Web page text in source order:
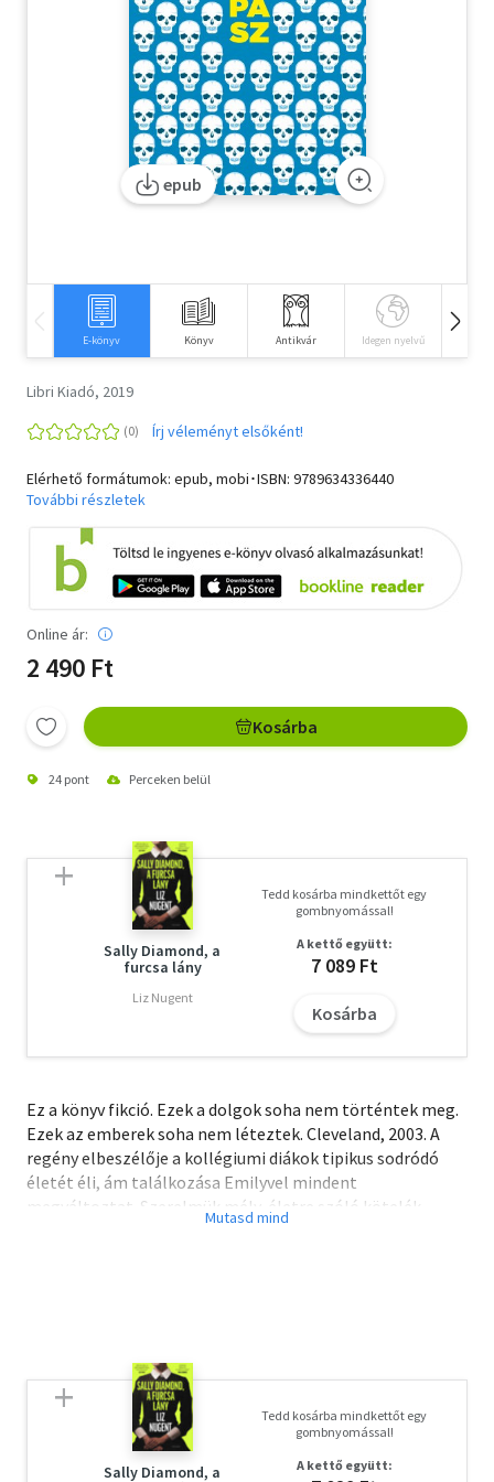
Szótár, nyelvkönyv
Tankönyv, segédkönyv
Társadalomtudomány
Természettudományepub
E-könyv Könyv Antikvár Idegen nyelvű
Libri Kiadó, 2019
Írj véleményt elsőként!
Elérhető formátumok: epub, mobi･ISBN: 9789634336440
További részletek
Online ár:
2 490 Ft
Kosárba
24 pont Perceken belül
Sally Diamond, a
furcsa lány
Liz Nugent
Tedd kosárba mindkettőt egy
gombnyomással!
A kettő együtt:
7 089 Ft
Kosárba
Ez a könyv fikció. Ezek a dolgok soha nem történtek meg.
Ezek az emberek soha nem léteztek. Cleveland, 2003. A
regény elbeszélője a kollégiumi diákok tipikus sodródó
életét éli, ám találkozása Emilyvel mindent
megváltoztat. Szerelmük mély, életre szóló kötelék.
Amikor majdnem elveszíti a lányt, olyan döntést hoz,
közülük elesnek a harcokban. Amikor végül hazatér, a
poszttraumás stressz szindróma uralja az elméjét és az
életét. Ráadásul az amerikai Középnyugaton ekkor söpör
végig az ópiátok új generációja, és ebből már Emily sem
tudja kivonni magát – mindketten heroinfüggők lesznek.
Sally Diamond, a
Tedd kosárba mindkettőt egy
gombnyomással!
A kettő együtt: